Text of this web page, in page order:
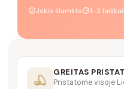
Jokio šlamšto 1–2
GREITAS
Pristatome visoje